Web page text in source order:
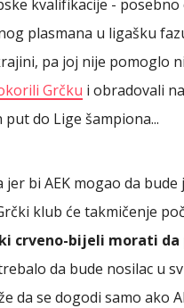
kvalifikacije - posebno
plasmana u ligašku
pa joj nije pomoglo
Grčku i obradovali
put do Lige šampiona...
jer bi AEK mogao da
klub će takmičenje
crveno-bijeli morati
da bude nosilac u
da se dogodi samo ako